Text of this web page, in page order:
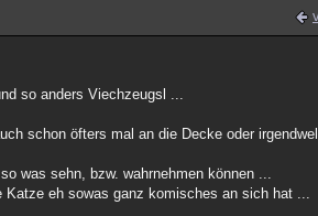
so anders Viechzeugsl ...
schon öfters mal an die Decke oder
was sehn, bzw. wahrnehmen können ...
eh sowas ganz komisches an sich hat ...